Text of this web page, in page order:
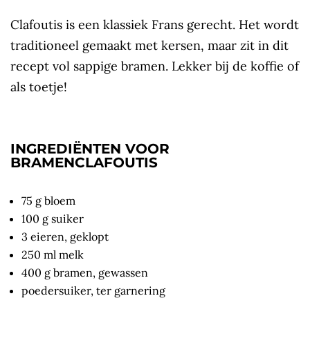
Clafoutis is een klassiek Frans gerecht. Het wordt
traditioneel gemaakt met kersen, maar zit in dit
recept vol sappige bramen. Lekker bij de koffie of
als toetje!
INGREDIËNTEN VOOR
BRAMENCLAFOUTIS
75 g bloem
100 g suiker
3 eieren, geklopt
250 ml melk
400 g bramen, gewassen
poedersuiker, ter garnering